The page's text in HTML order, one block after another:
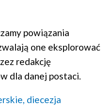
powiązania
one eksplorować
redakcję
dla danej postaci.
diecezja